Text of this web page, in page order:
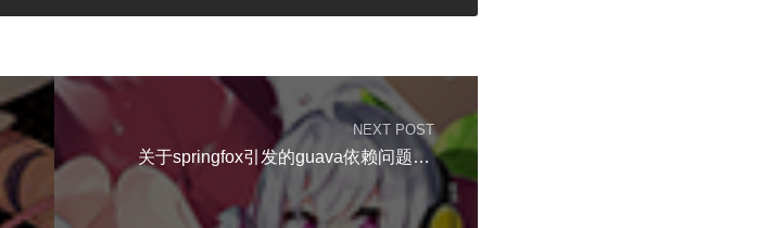
NEXT POST
关于springfox引发的guava依赖问题及处理